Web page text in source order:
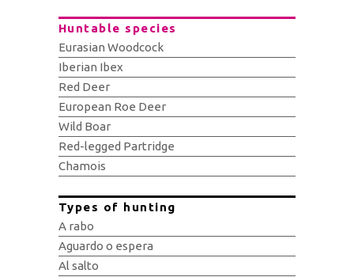
Huntable species
Eurasian Woodcock
Iberian Ibex
Red Deer
European Roe Deer
Wild Boar
Red-legged Partridge
Chamois
Types of hunting
A rabo
Aguardo o espera
Al salto